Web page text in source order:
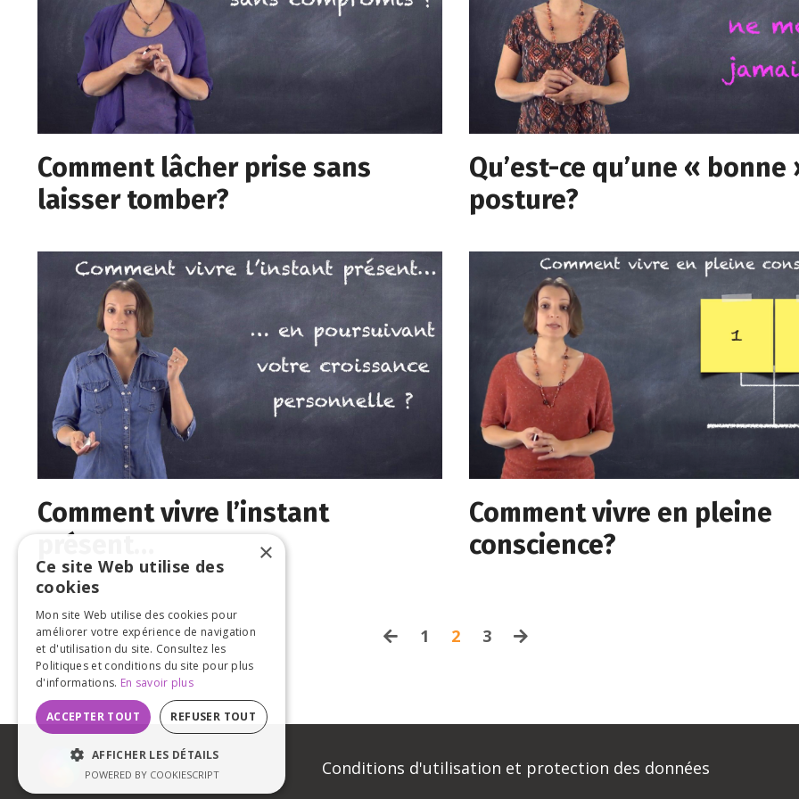
Comment lâcher prise sans
laisser tomber?
Qu’est-ce qu’une « bonne
posture?
Comment vivre l’instant
présent…
Comment vivre en pleine
conscience?
1 2 3
Conditions d'utilisation et protection des données
×
Ce site Web utilise des
cookies
Mon site Web utilise des cookies pour
améliorer votre expérience de navigation
et d'utilisation du site. Consultez les
Politiques et conditions du site pour plus
d'informations. En savoir plus
ACCEPTER TOUT REFUSER TOUT
AFFICHER LES DÉTAILS
POWERED BY COOKIESCRIPT